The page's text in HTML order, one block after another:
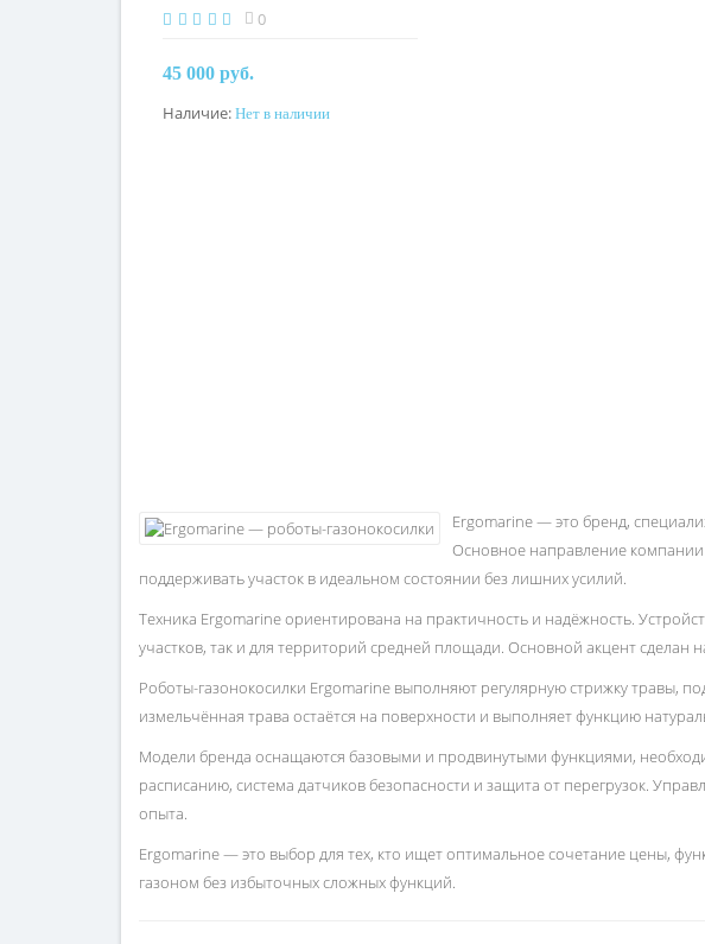
0
45 000 руб.
Предзаказ
Наличие: Нет в наличии
Ergomarine — это бренд,
Основное направление
поддерживать участок в идеальном состоянии без лишних усилий.
Техника Ergomarine ориентирована на практичность и надёжность.
участков, так и для территорий средней площади. Основной акцент сделан
Роботы-газонокосилки Ergomarine выполняют регулярную стрижку травы,
измельчённая трава остаётся на поверхности и выполняет функцию
Модели бренда оснащаются базовыми и продвинутыми функциями,
расписанию, система датчиков безопасности и защита от перегрузок.
опыта.
Ergomarine — это выбор для тех, кто ищет оптимальное сочетание цены,
газоном без избыточных сложных функций.